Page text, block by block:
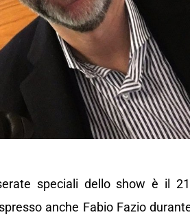
speciali dello show è il
anche Fabio Fazio